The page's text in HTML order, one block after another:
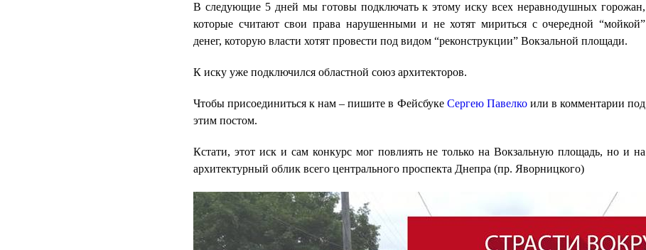
В следующие 5 дней мы готовы подключать к этому иску всех неравнодушных горожан,
которые считают свои права нарушенными и не хотят мириться с очередной “мойкой”
денег, которую власти хотят провести под видом “реконструкции” Вокзальной площади.
К иску уже подключился областной союз архитекторов.
Чтобы присоединиться к нам – пишите в Фейсбуке Сергею Павелкоили в комментарии под
этим постом.
Кстати, этот иск и сам конкурс мог повлиять не только на Вокзальную площадь, но и на
архитектурный облик всего центрального проспекта Днепра (пр. Яворницкого)